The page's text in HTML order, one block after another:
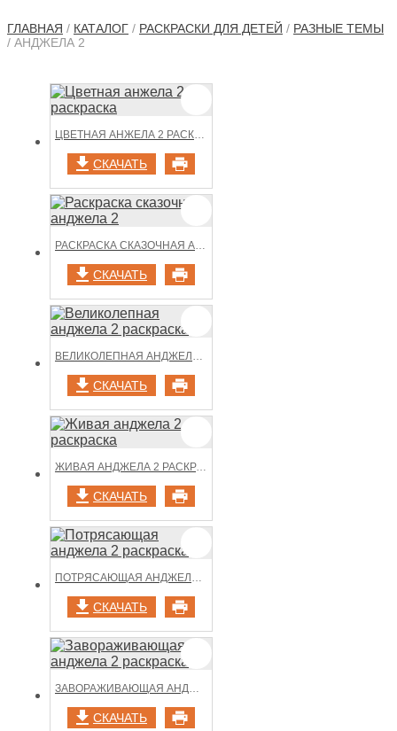
ГЛАВНАЯ / КАТАЛОГ / РАСКРАСКИ ДЛЯ ДЕТЕЙ / РАЗНЫЕ ТЕМЫ
/ АНДЖЕЛА 2
ЦВЕТНАЯ АНЖЕЛА 2 РАСКРАСКА
СКАЧАТЬ
РАСКРАСКА СКАЗОЧНАЯ АНДЖЕЛА 2
СКАЧАТЬ
ВЕЛИКОЛЕПНАЯ АНДЖЕЛА 2 РАСКРАСКА
СКАЧАТЬ
ЖИВАЯ АНДЖЕЛА 2 РАСКРАСКА
СКАЧАТЬ
ПОТРЯСАЮЩАЯ АНДЖЕЛА 2 РАСКРАСКА
СКАЧАТЬ
ЗАВОРАЖИВАЮЩАЯ АНДЖЕЛА 2 РАСКРАСКА
СКАЧАТЬ